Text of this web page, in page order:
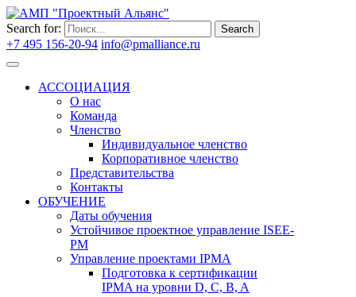
Search for: Search
+7 495 156-20-94 info@pmalliance.ru
АССОЦИАЦИЯ
О нас
Команда
Членство
Индивидуальное членство
Корпоративное членство
Представительства
Контакты
ОБУЧЕНИЕ
Даты обучения
Устойчивое проектное управление ISEE-
PM
Управление проектами IPMA
Подготовка к сертификации
IPMA на уровни D, C, B, A